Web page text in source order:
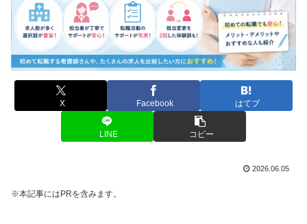
X Facebook はてブ
LINE コピー
2026.06.05
※本記事にはPRを含みます。